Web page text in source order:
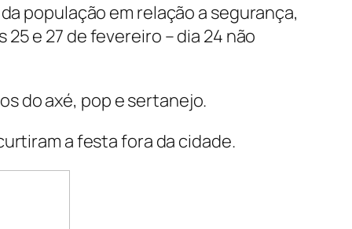
população em relação a segurança,
e 27 de fevereiro – dia 24 não
do axé, pop e sertanejo.
a festa fora da cidade.